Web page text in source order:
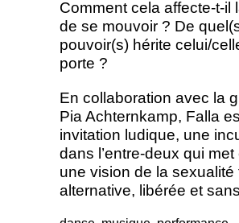
Comment cela affecte-t-il
de se mouvoir ? De
pouvoir(s) hérite celui/
porte ?
En collaboration avec la
Pia Achternkamp, Falla
invitation ludique, une
dans l’entre-deux qui
une vision de la sexualité
alternative, libérée et